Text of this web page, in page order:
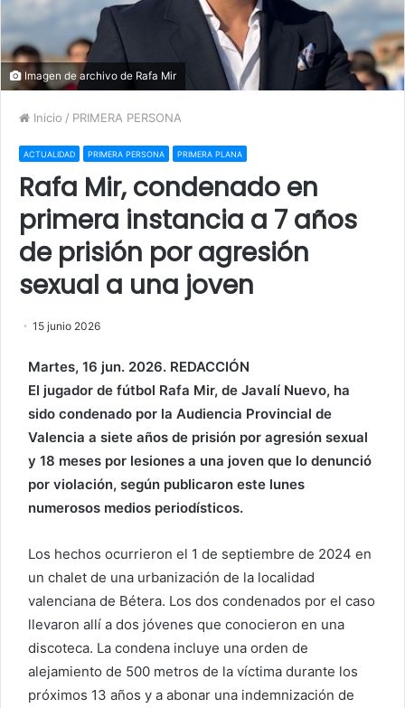
Imagen de archivo de Rafa Mir
Inicio / PRIMERA PERSONA
ACTUALIDAD PRIMERA PERSONA PRIMERA PLANA
Rafa Mir, condenado en
primera instancia a 7 años
de prisión por agresión
sexual a una joven
15 junio 2026
Martes, 16 jun. 2026. REDACCIÓN
El jugador de fútbol Rafa Mir, de Javalí Nuevo, ha
sido condenado por la Audiencia Provincial de
Valencia a siete años de prisión por agresión sexual
y 18 meses por lesiones a una joven que lo denunció
por violación, según publicaron este lunes
numerosos medios periodísticos.
Los hechos ocurrieron el 1 de septiembre de 2024 en
un chalet de una urbanización de la localidad
valenciana de Bétera. Los dos condenados por el caso
llevaron allí a dos jóvenes que conocieron en una
discoteca. La condena incluye una orden de
alejamiento de 500 metros de la víctima durante los
próximos 13 años y a abonar una indemnización de